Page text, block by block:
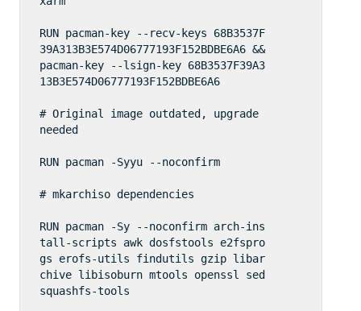
RUN pacman-key --recv-keys 68B3537F
39A313B3E574D06777193F152BDBE6A6 &&
pacman-key --lsign-key 68B3537F39A3
13B3E574D06777193F152BDBE6A6
# Original image outdated, upgrade
needed
RUN pacman -Syyu --noconfirm
# mkarchiso dependencies
RUN pacman -Sy --noconfirm arch-ins
tall-scripts awk dosfstools e2fspro
gs erofs-utils findutils gzip libar
chive libisoburn mtools openssl sed
squashfs-tools